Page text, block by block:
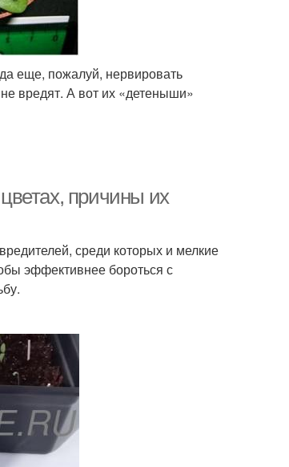
Мошка на фиалках
Мошки на комнатных
еще, пожалуй, нервировать
вредят. А вот их «детеныши»
причины их
среди которых и мелкие
эффективнее бороться с